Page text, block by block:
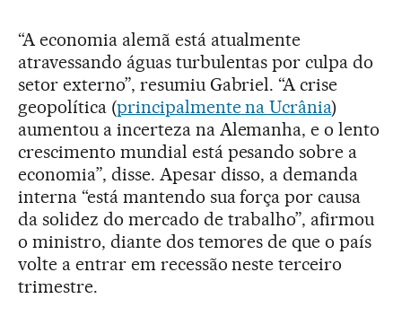
“A economia alemã está atualmente
atravessando águas turbulentas por culpa do
setor externo”, resumiu Gabriel. “A crise
geopolítica (principalmente na Ucrânia)
aumentou a incerteza na Alemanha, e o lento
crescimento mundial está pesando sobre a
economia”, disse. Apesar disso, a demanda
interna “está mantendo sua força por causa
da solidez do mercado de trabalho”, afirmou
o ministro, diante dos temores de que o país
volte a entrar em recessão neste terceiro
trimestre.